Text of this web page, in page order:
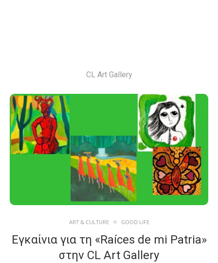
CL Art Gallery
ART & CULTURE GOOD LIFE
Εγκαίνια για τη «Raíces de mi Patria»
στην CL Art Gallery